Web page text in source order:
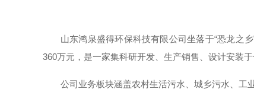
山东鸿泉盛得环保科技有限公司坐落于“恐龙之
360万元，是一家集科研开发、生产销售、设计安装
公司业务板块涵盖农村生活污水、城乡污水、工